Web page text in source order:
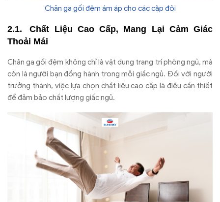
Chăn ga gối đệm ám áp cho các cặp đôi
Chất Liệu Cao Cấp, Mang Lại Cảm Giác
Thoải Mái
Chăn ga gối đệm không chỉ là vật dụng trang trí phòng ngủ, mà
còn là người bạn đồng hành trong mỗi giấc ngủ. Đối với người
trưởng thành, việc lựa chọn chất liệu cao cấp là điều cần thiết
để đảm bảo chất lượng giấc ngủ.